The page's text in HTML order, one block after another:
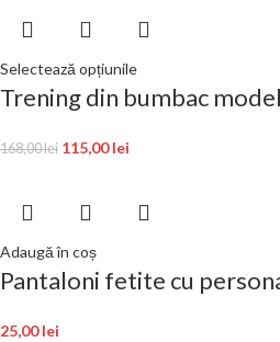
Selectează opțiunile
Trening din bumbac
168,00lei 115,00lei
Adaugă în coș
Pantaloni fetite cu
25,00lei